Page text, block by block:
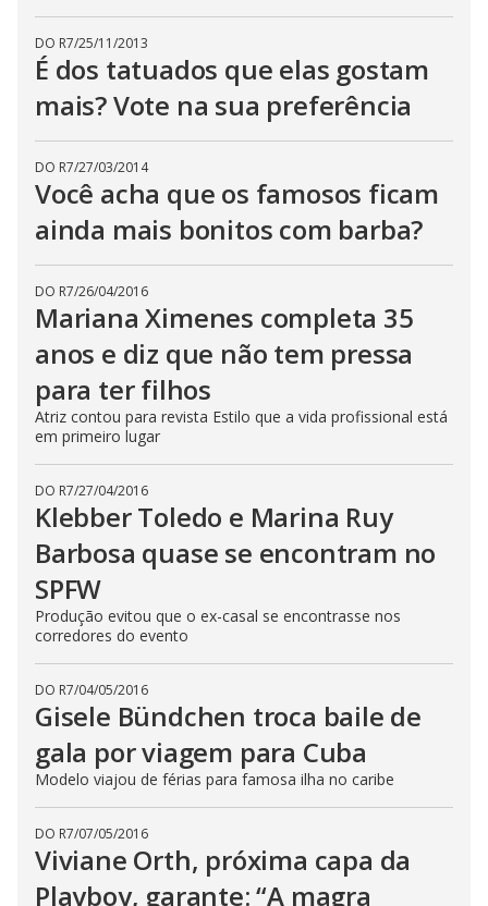
DO R7/25/11/2013
É dos tatuados que elas gostam
mais? Vote na sua preferência
DO R7/27/03/2014
Você acha que os famosos ficam
ainda mais bonitos com barba?
DO R7/26/04/2016
Mariana Ximenes completa 35
anos e diz que não tem pressa
para ter filhos
Atriz contou para revista Estilo que a vida profissional está
em primeiro lugar
DO R7/27/04/2016
Klebber Toledo e Marina Ruy
Barbosa quase se encontram no
SPFW
Produção evitou que o ex-casal se encontrasse nos
corredores do evento
DO R7/04/05/2016
Gisele Bündchen troca baile de
gala por viagem para Cuba
Modelo viajou de férias para famosa ilha no caribe
DO R7/07/05/2016
Viviane Orth, próxima capa da
Playboy, garante: “A magra